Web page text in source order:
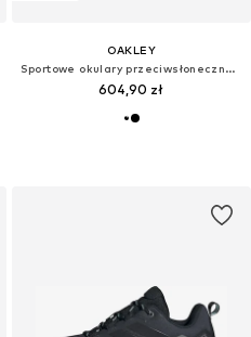
OAKLEY
Sportowe okulary przeciwsłoneczne 'GASCAN'
604,90 zł